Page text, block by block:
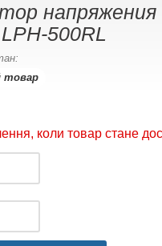
напряжения
500RL
товар
коли товар стане